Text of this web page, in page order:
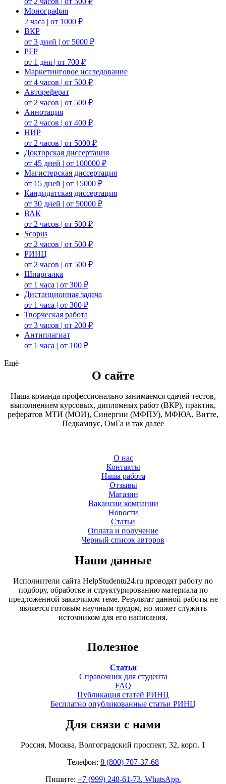
Монография
2 часа | от 1000 ₽
ВКР
от 3 дней | от 5000 ₽
РГР
от 1 дня | от 700 ₽
Маркетинговое исследование
от 4 часов | от 500 ₽
Автореферат
от 2 часов | от 500 ₽
Аннотация
от 2 часов | от 400 ₽
НИР
от 2 часов | от 5000 ₽
Докторская диссертация
от 45 дней | от 100000 ₽
Магистерская диссертация
от 15 дней | от 15000 ₽
Кандидатская диссертация
от 30 дней | от 50000 ₽
ВАК
от 2 часов | от 500 ₽
Scopus
от 2 часов | от 500 ₽
РИНЦ
от 2 часов | от 500 ₽
Шпаргалка
от 1 часа | от 300 ₽
Дистанционная задача
от 1 часа | от 300 ₽
Творческая работа
от 3 часов | от 200 ₽
Антиплагиат
от 1 часа | от 100 ₽
Ещё
О сайте
Наша команда профессионально занимаемся сдачей тестов,
выполнением курсовых, дипломных работ (ВКР), практик,
рефератов МТИ (МОИ), Синергии (МФПУ), МФЮА, Витте,
Педкампус, ОмГа и так далее
О нас
Контакты
Наша работа
Отзывы
Магазин
Вакансии компании
Новости
Статьи
Оплата и получение
Черный список авторов
Наши данные
Исполнители сайта HelpStudentu24.ru проводят работу по
подбору, обработке и структурированию материала по
предложенной заказчиком теме. Результат данной работы не
является готовым научным трудом, но может служить
источником для его написания.
Полезное
Статьи
Справочник для студента
FAQ
Публикация статей РИНЦ
Бесплатно опубликованные статьи РИНЦ
Для связи с нами
Россия, Москва, Волгоградский проспект, 32, корп. 1
Телефон: 8 (800) 707-37-68
Пишите: +7 (999) 248-61-73. WhatsApp.